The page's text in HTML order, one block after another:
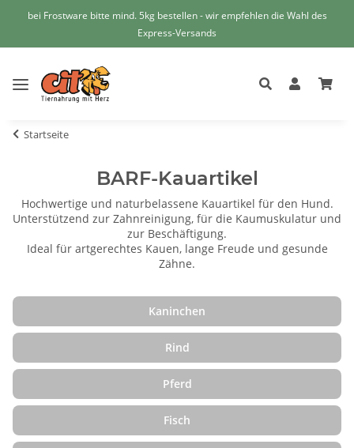
bei Frostware bitte mind. 5kg bestellen - wir empfehlen die Wahl des
Express-Versands
Startseite
BARF-Kauartikel
Hochwertige und naturbelassene Kauartikel für den Hund.
Unterstützend zur Zahnreinigung, für die Kaumuskulatur und
zur Beschäftigung.
Ideal für artgerechtes Kauen, lange Freude und gesunde
Zähne.
Kaninchen
Rind
Pferd
Fisch